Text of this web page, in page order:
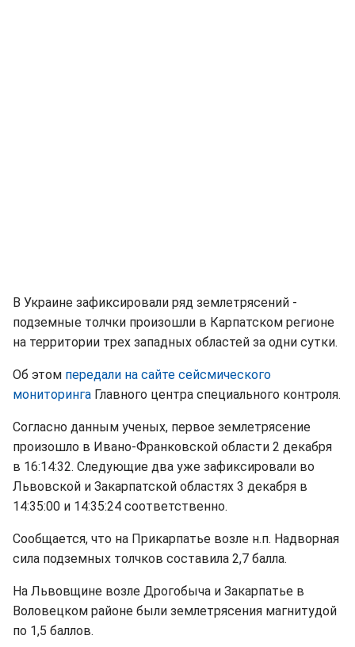
В Украине зафиксировали ряд землетрясений -
подземные толчки произошли в Карпатском регионе
на территории трех западных областей за одни сутки.
Об этом передали на сайте сейсмического
мониторинга Главного центра специального контроля.
Согласно данным ученых, первое землетрясение
произошло в Ивано-Франковской области 2 декабря
в 16:14:32. Следующие два уже зафиксировали во
Львовской и Закарпатской областях 3 декабря в
14:35:00 и 14:35:24 соответственно.
Сообщается, что на Прикарпатье возле н.п. Надворная
сила подземных толчков составила 2,7 балла.
На Львовщине возле Дрогобыча и Закарпатье в
Воловецком районе были землетрясения магнитудой
по 1,5 баллов.